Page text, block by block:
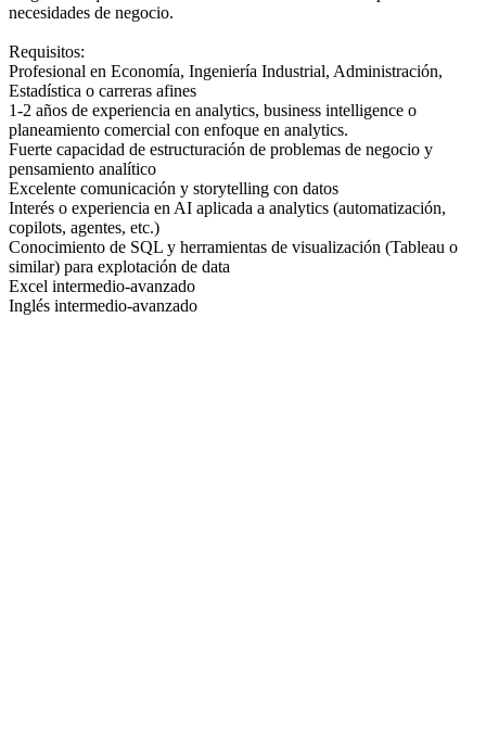
necesidades de negocio.
Requisitos:
Profesional en Economía, Ingeniería Industrial, Administración,
Estadística o carreras afines
1-2 años de experiencia en analytics, business intelligence o
planeamiento comercial con enfoque en analytics.
Fuerte capacidad de estructuración de problemas de negocio y
pensamiento analítico
Excelente comunicación y storytelling con datos
Interés o experiencia en AI aplicada a analytics (automatización,
copilots, agentes, etc.)
Conocimiento de SQL y herramientas de visualización (Tableau o
similar) para explotación de data
Excel intermedio-avanzado
Inglés intermedio-avanzado